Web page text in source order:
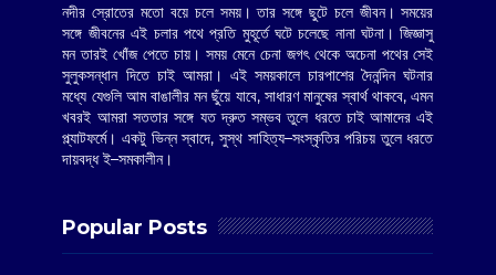
নদীর স্রোতের মতো বয়ে চলে সময়। তার সঙ্গে ছুটে চলে জীবন। সময়ের
সঙ্গে জীবনের এই চলার পথে প্রতি মুহূর্তে ঘটে চলেছে নানা ঘটনা। জিজ্ঞাসু
মন তারই খোঁজ পেতে চায়। সময় মেনে চেনা জগৎ থেকে অচেনা পথের সেই
সুলুকসন্ধান দিতে চাই আমরা। এই সময়কালে চারপাশের দৈনন্দিন ঘটনার
মধ্যে যেগুলি আম বাঙালীর মন ছুঁয়ে যাবে, সাধারণ মানুষের স্বার্থ থাকবে, এমন
খবরই আমরা সততার সঙ্গে যত দ্রুত সম্ভব তুলে ধরতে চাই আমাদের এই
প্ল্যাটফর্মে। একটু ভিন্ন স্বাদে, সুস্থ সাহিত্য–সংস্কৃতির পরিচয় তুলে ধরতে
দায়বদ্ধ ই–সমকালীন।
Popular Posts